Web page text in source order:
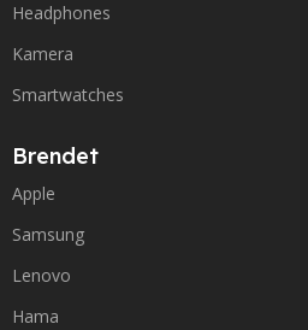
Headphones
Kamera
Smartwatches
Brendet
Apple
Samsung
Lenovo
Hama